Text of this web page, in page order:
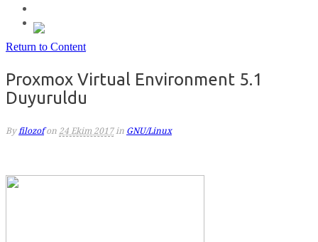
Return to Content
Proxmox Virtual Environment 5.1
Duyuruldu
By filozof on 24 Ekim 2017 in GNU/Linux